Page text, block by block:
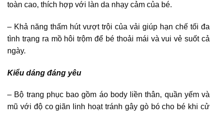
toàn cao, thích hợp với làn da nhạy cảm của bé.
– Khả năng thấm hút vượt trội của vải giúp hạn chế tối đa
tình trạng ra mồ hôi trộm để bé thoải mái và vui vẻ suốt cả
ngày.
Kiểu dáng đáng yêu
– Bộ trang phục bao gồm áo body liền thân, quần yếm và
mũ với độ co giãn linh hoạt tránh gây gò bó cho bé khi cử